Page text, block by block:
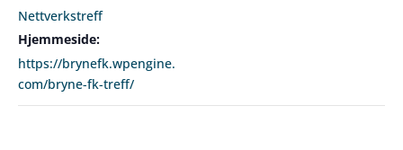
Nettverkstreff
Hjemmeside:
https://brynefk.wpengine.
com/bryne-fk-treff/